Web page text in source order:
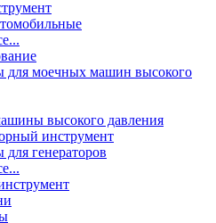
для моечных машин высокого
высокого давления
инструмент
для генераторов